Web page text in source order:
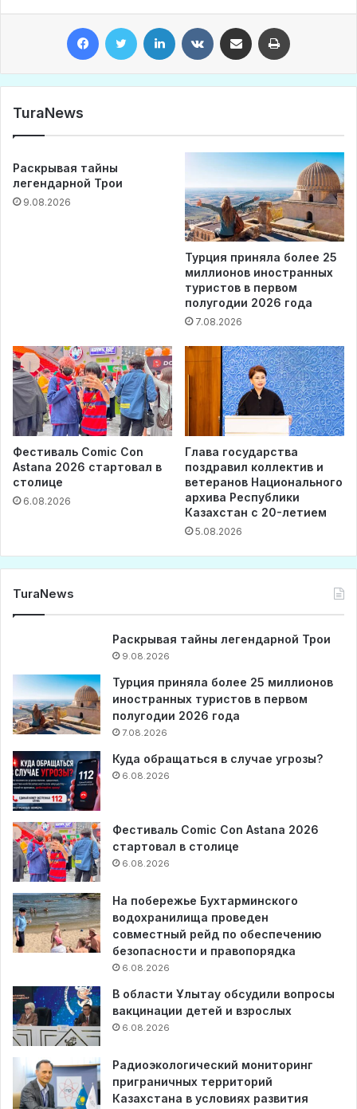
TuraNews
Раскрывая тайны
легендарной Трои
9.08.2026
Турция приняла более 25
миллионов иностранных
туристов в первом
полугодии 2026 года
7.08.2026
Фестиваль Comic Con
Astana 2026 стартовал в
столице
6.08.2026
Глава государства
поздравил коллектив и
ветеранов Национального
архива Республики
Казахстан с 20-летием
5.08.2026
TuraNews
Раскрывая тайны легендарной Трои
9.08.2026
Турция приняла более 25 миллионов
иностранных туристов в первом
полугодии 2026 года
7.08.2026
Куда обращаться в случае угрозы?
6.08.2026
Фестиваль Comic Con Astana 2026
стартовал в столице
6.08.2026
На побережье Бухтарминского
водохранилища проведен
совместный рейд по обеспечению
безопасности и правопорядка
6.08.2026
В области Ұлытау обсудили вопросы
вакцинации детей и взрослых
6.08.2026
Радиоэкологический мониторинг
приграничных территорий
Казахстана в условиях развития